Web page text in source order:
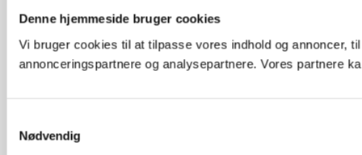
Denne hjemmeside bruger cookies
Vi bruger cookies til at tilpasse vores indhold og annoncer,
annonceringspartnere og analysepartnere. Vores partnere
Nødvendig